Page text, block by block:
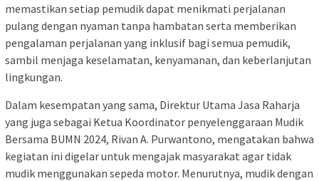
memastikan setiap pemudik dapat menikmati perjalanan
pulang dengan nyaman tanpa hambatan serta memberikan
pengalaman perjalanan yang inklusif bagi semua pemudik,
sambil menjaga keselamatan, kenyamanan, dan keberlanjutan
lingkungan.
Dalam kesempatan yang sama, Direktur Utama Jasa Raharja
yang juga sebagai Ketua Koordinator penyelenggaraan Mudik
Bersama BUMN 2024, Rivan A. Purwantono, mengatakan bahwa
kegiatan ini digelar untuk mengajak masyarakat agar tidak
mudik menggunakan sepeda motor. Menurutnya, mudik dengan